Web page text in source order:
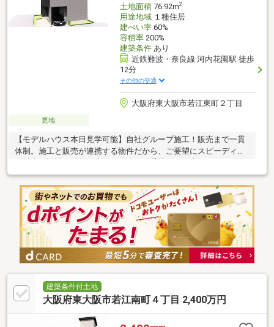
土地面積76.92m2
用途地域１種住居
建ぺい率60%
容積率200%
建築条件あり
近鉄難波・奈良線 河内花園駅 徒歩
12分
その他の交通
大阪府東大阪市若江東町２丁目
更地
【モデルハウス本日見学可能】自社グループ施工！販売まで一貫
体制。施工と販売が連携する物件だから、ご要望にスピーディー
建築条件付土地
大阪府東大阪市若江南町４丁目 2,400万円